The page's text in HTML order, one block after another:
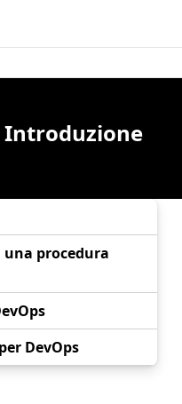
Introduzione
procedura
DevOps